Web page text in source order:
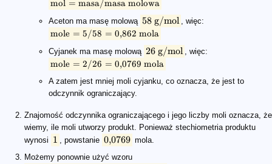
mol = masa/masa molowa
Aceton ma masę molową 58 g/mol , więc:
mole = 5/58 = 0,862 mola
Cyjanek ma masę molową 26 g/mol , więc:
mole = 2/26 = 0,0769 mola
A zatem jest mniej moli cyjanku, co oznacza, że jest to
odczynnik ograniczający.
Znajomość odczynnika ograniczającego i jego liczby moli oznacza, że
wiemy, ile moli utworzy produkt. Ponieważ stechiometria produktu
wynosi 1 , powstanie 0,0769 mola.
Możemy ponownie użyć wzoru